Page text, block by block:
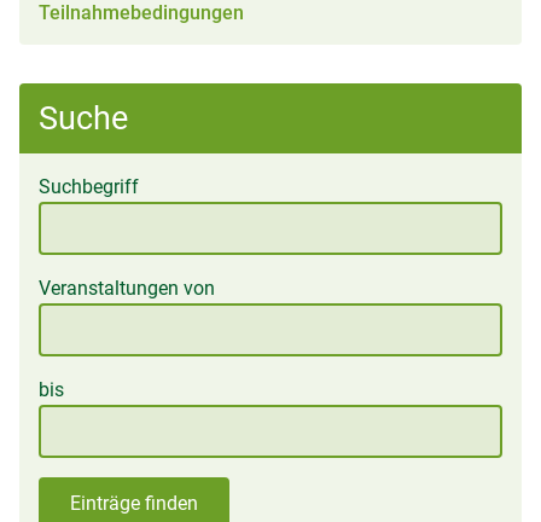
Teilnahmebedingungen
Suche
Suchbegriff
Veranstaltungen von
bis
Einträge finden